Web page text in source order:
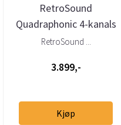
RetroSound
Quadraphonic 4-kanals
forsterker
RetroSound ...
3.899,-
Kjøp